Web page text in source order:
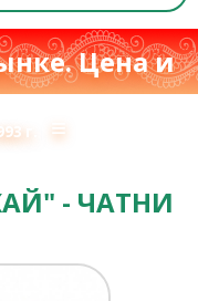
Цена и
г. ≡
- ЧАТНИ